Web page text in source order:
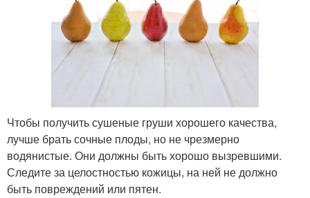
Чтобы получить сушеные груши хорошего качества,
лучше брать сочные плоды, но не чрезмерно
водянистые. Они должны быть хорошо вызревшими.
Следите за целостностью кожицы, на ней не должно
быть повреждений или пятен.